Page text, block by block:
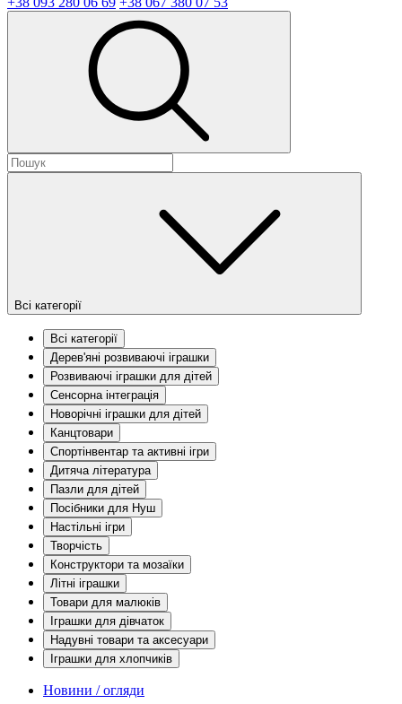
Всі категорії
Всі категорії
Дерев'яні розвиваючі іграшки
Розвиваючі іграшки для дітей
Сенсорна інтеграція
Новорічні іграшки для дітей
Канцтовари
Спортінвентар та активні ігри
Дитяча література
Пазли для дітей
Посібники для Нуш
Настільні ігри
Творчість
Конструктори та мозаїки
Літні іграшки
Товари для малюків
Іграшки для дівчаток
Надувні товари та аксесуари
Іграшки для хлопчиків
Новини / огляди